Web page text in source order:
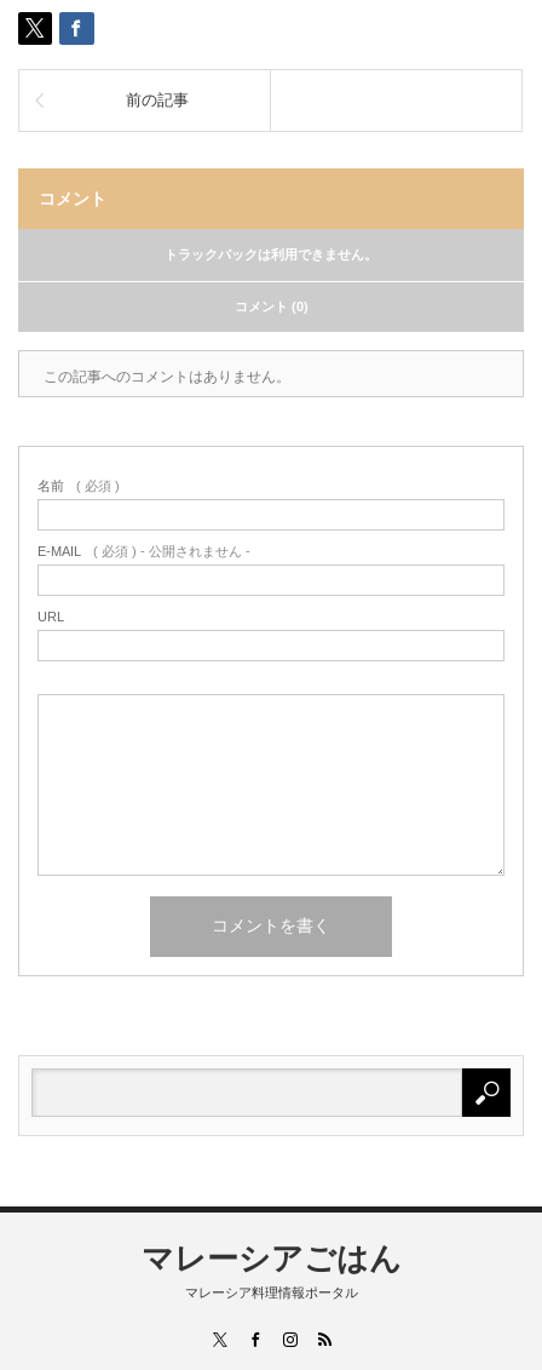
前の記事
コメント
トラックバックは利用できません。
コメント (0)
この記事へのコメントはありません。
名前 ( 必須 )
E-MAIL ( 必須 ) - 公開されません -
URL
マレーシアごはん
マレーシア料理情報ポータル
FacebookInstagram
RSS